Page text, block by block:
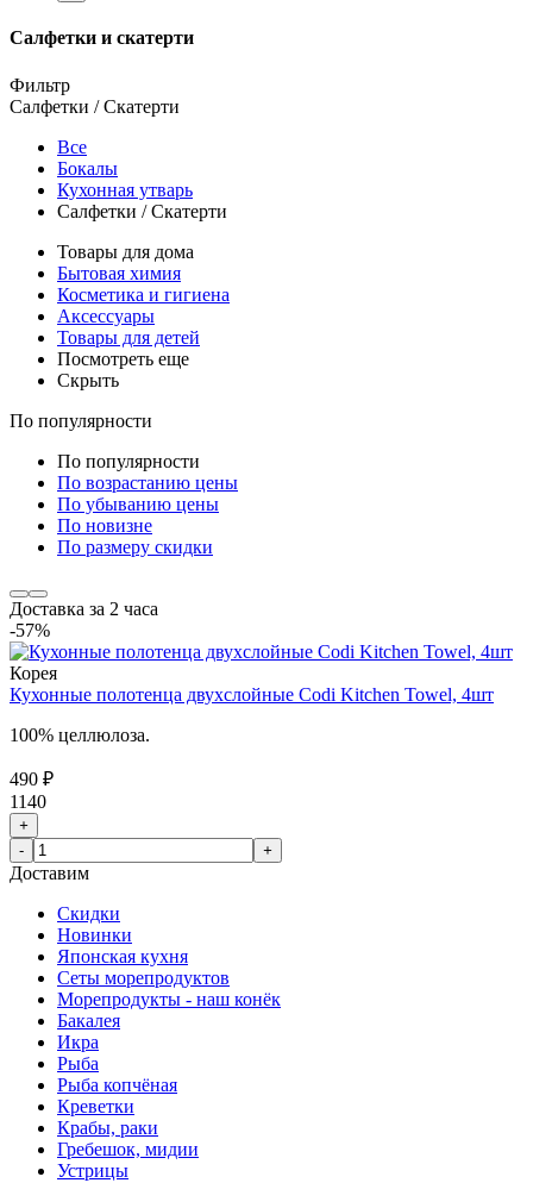
Салфетки и скатерти
Фильтр
Салфетки / Скатерти
Все
Бокалы
Кухонная утварь
Салфетки / Скатерти
Товары для дома
Бытовая химия
Косметика и гигиена
Аксессуары
Товары для детей
Посмотреть еще
Скрыть
По популярности
По популярности
По возрастанию цены
По убыванию цены
По новизне
По размеру скидки
Доставка за 2 часа
-57%
Корея
Кухонные полотенца двухслойные Codi Kitchen Towel, 4шт
100% целлюлоза.
490 ₽
1140
+
-
+
Доставим
Скидки
Новинки
Японская кухня
Сеты морепродуктов
Морепродукты - наш конёк
Бакалея
Икра
Рыба
Рыба копчёная
Креветки
Крабы, раки
Гребешок, мидии
Устрицы